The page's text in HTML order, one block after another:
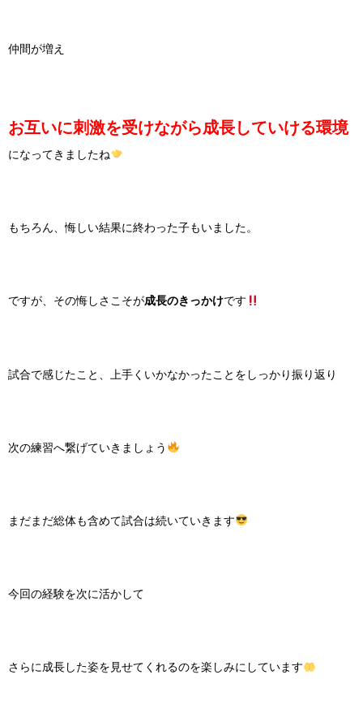
仲間が増え
お互いに刺激を受けながら成長していける環境
になってきましたね
もちろん、悔しい結果に終わった子もいました。
ですが、その悔しさこそが成長のきっかけです
試合で感じたこと、上手くいかなかったことをしっかり振り返り
次の練習へ繋げていきましょう
まだまだ総体も含めて試合は続いていきます
今回の経験を次に活かして
さらに成長した姿を見せてくれるのを楽しみにしています